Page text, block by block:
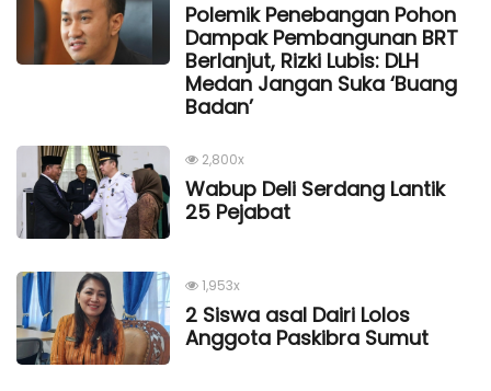
Polemik Penebangan Pohon
Dampak Pembangunan BRT
Berlanjut, Rizki Lubis: DLH
Medan Jangan Suka ‘Buang
Badan’
2,800x
Wabup Deli Serdang Lantik
25 Pejabat
1,953x
2 Siswa asal Dairi Lolos
Anggota Paskibra Sumut